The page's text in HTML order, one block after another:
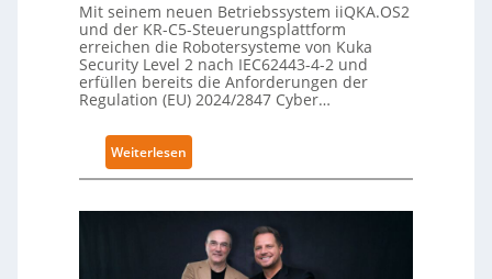
Mit seinem neuen Betriebssystem iiQKA.OS2
und der KR-C5-Steuerungsplattform
erreichen die Robotersysteme von Kuka
Security Level 2 nach IEC62443-4-2 und
erfüllen bereits die Anforderungen der
Regulation (EU) 2024/2847 Cyber…
Weiterlesen
K
e